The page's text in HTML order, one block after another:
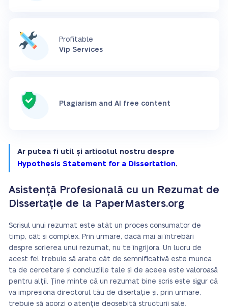
Profitable
Vip Services
Plagiarism and AI free content
Ar putea fi util și articolul nostru despre
Hypothesis Statement for a Dissertation.
Asistență Profesională cu un Rezumat de
Dissertație de la PaperMasters.org
Scrisul unui rezumat este atât un proces consumator de
timp, cât și complex. Prin urmare, dacă mai ai întrebări
despre scrierea unui rezumat, nu te îngrijora. Un lucru de
acest fel trebuie să arate cât de semnificativă este munca
ta de cercetare și concluziile tale și de aceea este valoroasă
pentru alții. Ține minte că un rezumat bine scris este sigur că
va impresiona directorul tău de disertație și, prin urmare,
trebuie să acorzi o atenție deosebită structurii sale.